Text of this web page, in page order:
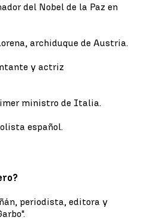
del Nobel de la Paz en
archiduque de Austria.
y actriz
ministro de Italia.
español.
periodista, editora y